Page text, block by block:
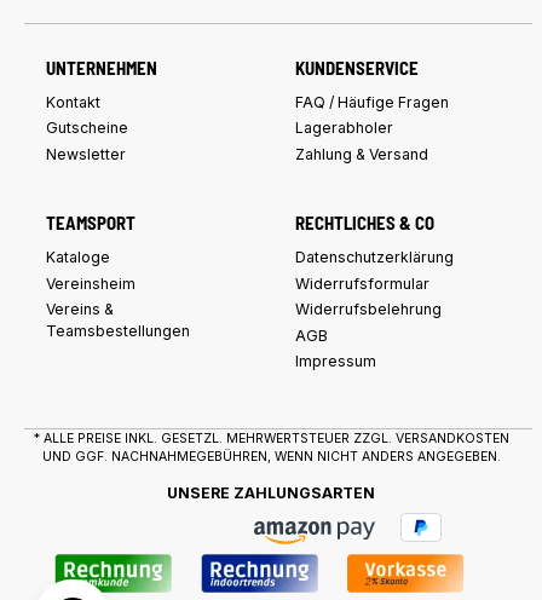
UNTERNEHMEN
Kontakt
Gutscheine
Newsletter
KUNDENSERVICE
FAQ / Häufige Fragen
Lagerabholer
Zahlung & Versand
TEAMSPORT
Kataloge
Vereinsheim
Vereins &
Teamsbestellungen
RECHTLICHES & CO
Datenschutzerklärung
Widerrufsformular
Widerrufsbelehrung
AGB
Impressum
* ALLE PREISE INKL. GESETZL. MEHRWERTSTEUER ZZGL. VERSANDKOSTEN
UND GGF. NACHNAHMEGEBÜHREN, WENN NICHT ANDERS ANGEGEBEN.
UNSERE ZAHLUNGSARTEN